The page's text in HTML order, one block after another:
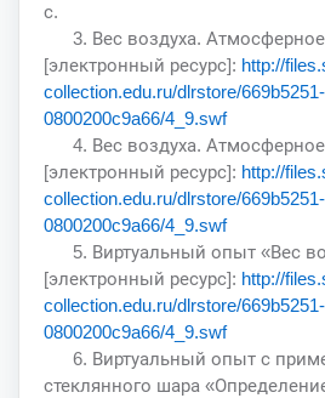
с.
3. Вес воздуха.
[электронный ресурс]: http://
collection.edu.ru/dlrstore/
0800200c9a66/4_9.swf
4. Вес воздуха.
[электронный ресурс]: http://
collection.edu.ru/dlrstore/
0800200c9a66/4_9.swf
5. Виртуальный опыт «Вес
[электронный ресурс]: http://
collection.edu.ru/dlrstore/
0800200c9a66/4_9.swf
6. Виртуальный опыт с
стеклянного шара